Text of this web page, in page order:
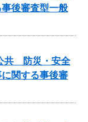
後審査型一般
共 防災・安全
関する事後審